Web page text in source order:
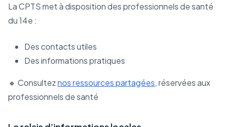
La CPTS met à disposition des professionnels de santé
du 14e :
Des contacts utiles
Des informations pratiques
🔸 Consulteznos ressources partagées, réservées aux
professionnels de santé